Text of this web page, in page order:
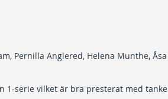
Pernilla Anglered, Helena Munthe, Åsa
1-serie vilket är bra presterat med tanke